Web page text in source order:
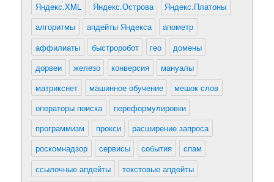
Яндекс.XML
Яндекс.Острова
Яндекс.Платоны
алгоритмы
апдейты Яндекса
апометр
аффилиаты
быстроробот гео
домены
дорвеи
железо конверсия
мануалы
матрикснет
машинное обучение
мешок слов
операторы поиска
переформулировки
программизм
прокси
расширение запроса
роскомнадзор
сервисы события
спам
ссылочные апдейты
текстовые апдейты